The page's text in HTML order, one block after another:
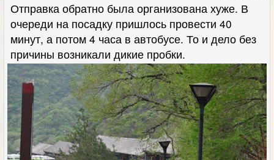
Отправка обратно была организована хуже. В
очереди на посадку пришлось провести 40
минут, а потом 4 часа в автобусе. То и дело без
причины возникали дикие пробки.